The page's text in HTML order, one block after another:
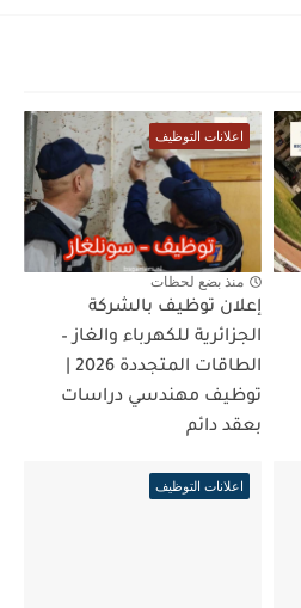
اعلانات التوظيف
منذ بضع لحظات
إعلان توظيف بالشركة
الجزائرية للكهرباء والغاز –
توظيف مهندسي دراسات
بعقد دائم
اعلانات التوظيف